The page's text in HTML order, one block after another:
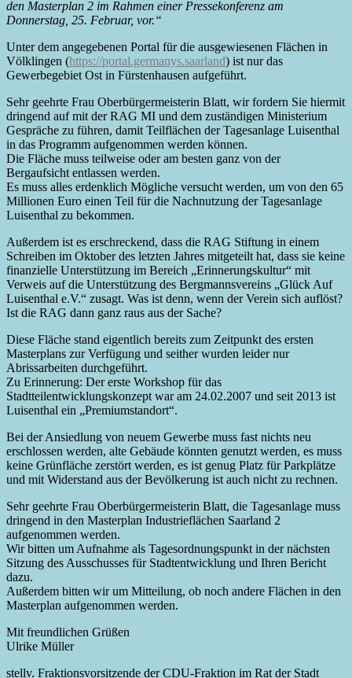
den Masterplan 2 im Rahmen einer Pressekonferenz am
Donnerstag, 25. Februar, vor.“
Unter dem angegebenen Portal für die ausgewiesenen Flächen in
Völklingen (https://portal.germanys.saarland) ist nur das
Gewerbegebiet Ost in Fürstenhausen aufgeführt.
Sehr geehrte Frau Oberbürgermeisterin Blatt, wir fordern Sie hiermit
dringend auf mit der RAG MI und dem zuständigen Ministerium
Gespräche zu führen, damit Teilflächen der Tagesanlage Luisenthal
in das Programm aufgenommen werden können.
Die Fläche muss teilweise oder am besten ganz von der
Bergaufsicht entlassen werden.
Es muss alles erdenklich Mögliche versucht werden, um von den 65
Millionen Euro einen Teil für die Nachnutzung der Tagesanlage
Luisenthal zu bekommen.
Außerdem ist es erschreckend, dass die RAG Stiftung in einem
Schreiben im Oktober des letzten Jahres mitgeteilt hat, dass sie keine
finanzielle Unterstützung im Bereich „Erinnerungskultur“ mit
Verweis auf die Unterstützung des Bergmannsvereins „Glück Auf
Luisenthal e.V.“ zusagt. Was ist denn, wenn der Verein sich auflöst?
Ist die RAG dann ganz raus aus der Sache?
Diese Fläche stand eigentlich bereits zum Zeitpunkt des ersten
Masterplans zur Verfügung und seither wurden leider nur
Abrissarbeiten durchgeführt.
Zu Erinnerung: Der erste Workshop für das
Stadtteilentwicklungskonzept war am 24.02.2007 und seit 2013 ist
Luisenthal ein „Premiumstandort“.
Bei der Ansiedlung von neuem Gewerbe muss fast nichts neu
erschlossen werden, alte Gebäude könnten genutzt werden, es muss
keine Grünfläche zerstört werden, es ist genug Platz für Parkplätze
und mit Widerstand aus der Bevölkerung ist auch nicht zu rechnen.
Sehr geehrte Frau Oberbürgermeisterin Blatt, die Tagesanlage muss
dringend in den Masterplan Industrieflächen Saarland 2
aufgenommen werden.
Wir bitten um Aufnahme als Tagesordnungspunkt in der nächsten
Sitzung des Ausschusses für Stadtentwicklung und Ihren Bericht
dazu.
Außerdem bitten wir um Mitteilung, ob noch andere Flächen in den
Masterplan aufgenommen werden.
Mit freundlichen Grüßen
Ulrike Müller
stellv. Fraktionsvorsitzende der CDU-Fraktion im Rat der Stadt